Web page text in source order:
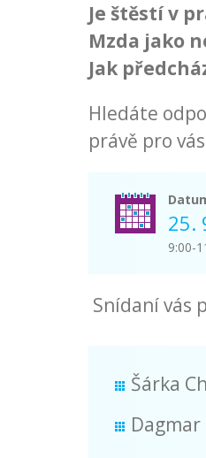
Je štěstí v
Mzda jako
Jak
Hledáte
právě pro
25.
9:00-
Snídaní vás
Šárka
Dagmar